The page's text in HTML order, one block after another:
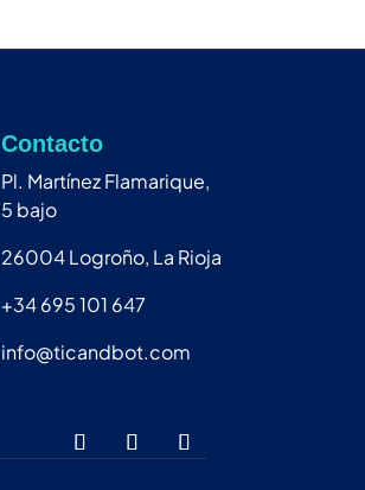
Contacto
Pl. Martínez Flamarique,
5 bajo
26004 Logroño, La Rioja
+34 695 101 647
info@ticandbot.com